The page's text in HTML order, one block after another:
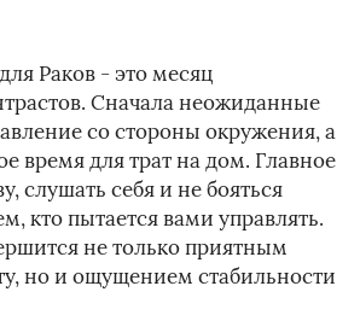
Раков - это месяц
Сначала неожиданные
со стороны окружения, а
время для трат на дом. Главное
слушать себя и не бояться
кто пытается вами управлять.
не только приятным
но и ощущением стабильности